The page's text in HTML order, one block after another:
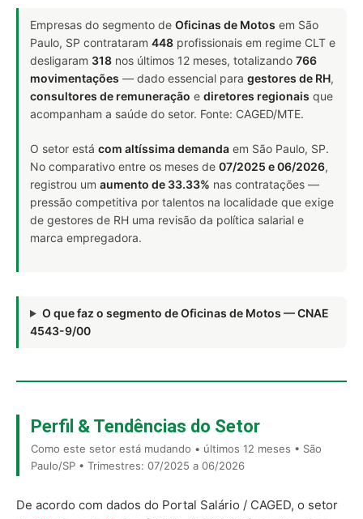
Empresas do segmento de Oficinas de Motos em São
Paulo, SP contrataram 448 profissionais em regime CLT e
desligaram 318 nos últimos 12 meses, totalizando 766
movimentações — dado essencial para gestores de RH,
consultores de remuneração e diretores regionais que
acompanham a saúde do setor. Fonte: CAGED/MTE.
O setor está com altíssima demanda em São Paulo, SP.
No comparativo entre os meses de 07/2025 e 06/2026,
registrou um aumento de 33.33% nas contratações —
pressão competitiva por talentos na localidade que exige
de gestores de RH uma revisão da política salarial e
marca empregadora.
O que faz o segmento de Oficinas de Motos — CNAE
4543-9/00
Perfil & Tendências do Setor
Como este setor está mudando • últimos 12 meses • São
Paulo/SP • Trimestres: 07/2025 a 06/2026
De acordo com dados do Portal Salário / CAGED, o setor